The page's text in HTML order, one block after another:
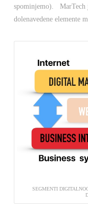
spominjemo). MarTech
dolenavedene elemente
SEGMENTI